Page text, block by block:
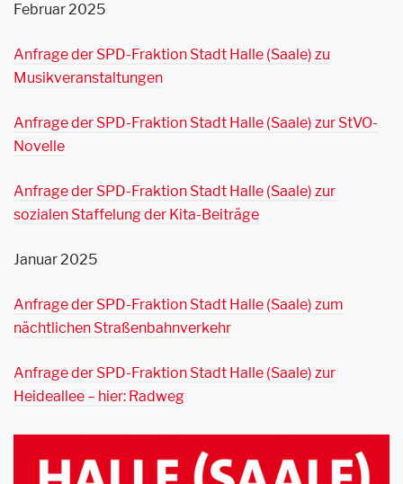
Februar 2025
Anfrage der SPD-Fraktion Stadt Halle (Saale) zu
Musikveranstaltungen
Anfrage der SPD-Fraktion Stadt Halle (Saale) zur StVO-
Novelle
Anfrage der SPD-Fraktion Stadt Halle (Saale) zur
sozialen Staffelung der Kita-Beiträge
Januar 2025
Anfrage der SPD-Fraktion Stadt Halle (Saale) zum
nächtlichen Straßenbahnverkehr
Anfrage der SPD-Fraktion Stadt Halle (Saale) zur
Heideallee – hier: Radweg